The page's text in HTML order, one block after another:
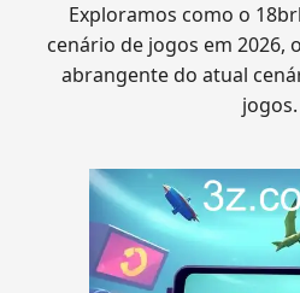
Exploramos como o
cenário de jogos em 2026,
abrangente do atual
jogos.